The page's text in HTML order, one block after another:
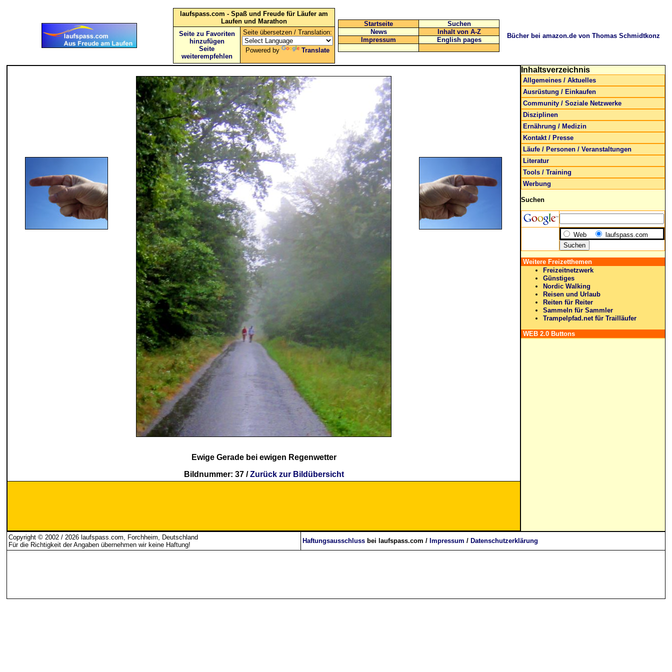
laufspass.com - Spaß und Freude für Läufer am
Laufen und Marathon
Seite zu Favoriten
hinzufügen
Seite
weiterempfehlen
Seite übersetzen / Translation:
Powered by Translate
Startseite
Suchen
News
Inhalt von A-Z
Impressum
English pages
Bücher bei amazon.de von Thomas Schmidtkonz
Ewige Gerade bei ewigen Regenwetter
Bildnummer: 37 /Zurück zur Bildübersicht
Inhaltsverzeichnis
Allgemeines / Aktuelles
Ausrüstung / Einkaufen
Community / Soziale Netzwerke
Disziplinen
Ernährung / Medizin
Kontakt / Presse
Läufe / Personen / Veranstaltungen
Literatur
Tools / Training
Werbung
Suchen
Web laufspass.com
Weitere Freizetthemen
Freizeitnetzwerk
Günstiges
Nordic Walking
Reisen und Urlaub
Reiten für Reiter
Sammeln für Sammler
Trampelpfad.net für Trailläufer
WEB 2.0 Buttons
Copyright © 2002 / 2026 laufspass.com, Forchheim, Deutschland
Für die Richtigkeit der Angaben übernehmen wir keine Haftung!
Haftungsausschluss bei laufspass.com / Impressum / Datenschutzerklärung